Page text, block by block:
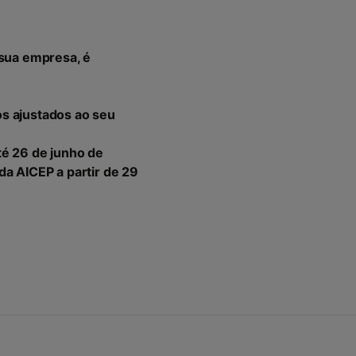
empresa, é
ajustados ao seu
26 de junho de
AICEP a partir de 29